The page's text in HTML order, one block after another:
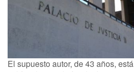
El supuesto autor, de 43 años,